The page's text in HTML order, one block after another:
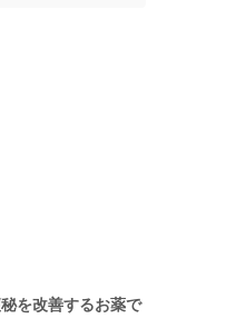
を改善するお薬で